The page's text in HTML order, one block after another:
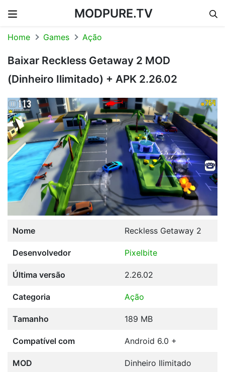
MODPURE.TV
Home Games Ação
Baixar Reckless Getaway 2 MOD
(Dinheiro Ilimitado) + APK 2.26.02
Nome Reckless Getaway 2
Desenvolvedor Pixelbite
Última versão 2.26.02
Categoria Ação
Tamanho 189 MB
Compatível com Android 6.0 +
MOD Dinheiro Ilimitado